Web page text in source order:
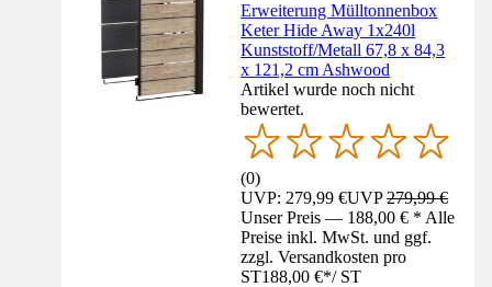
Erweiterung Mülltonnenbox
Keter Hide Away 1x240l
Kunststoff/Metall 67,8 x 84,3
x 121,2 cm Ashwood
Artikel wurde noch nicht
bewertet.
(0)
UVP: 279,99 €UVP279,99 €
Unser Preis — 188,00 € * Alle
Preise inkl. MwSt. und ggf.
zzgl. Versandkosten pro
ST188,00 €*/ ST